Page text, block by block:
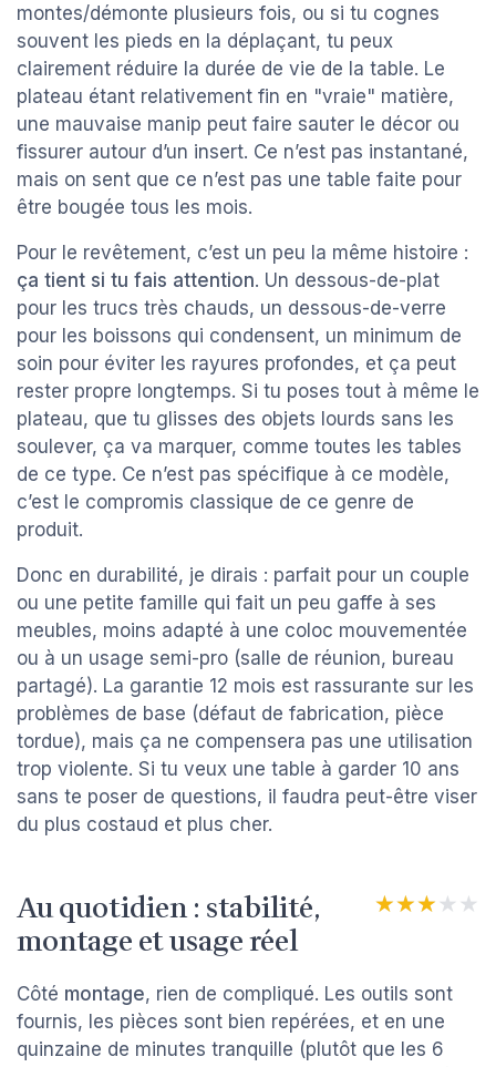
montes/démonte plusieurs fois, ou si tu cognes
souvent les pieds en la déplaçant, tu peux
clairement réduire la durée de vie de la table. Le
plateau étant relativement fin en "vraie" matière,
une mauvaise manip peut faire sauter le décor ou
fissurer autour d’un insert. Ce n’est pas instantané,
mais on sent que ce n’est pas une table faite pour
être bougée tous les mois.
Pour le revêtement, c’est un peu la même histoire :
ça tient si tu fais attention. Un dessous-de-plat
pour les trucs très chauds, un dessous-de-verre
pour les boissons qui condensent, un minimum de
soin pour éviter les rayures profondes, et ça peut
rester propre longtemps. Si tu poses tout à même le
plateau, que tu glisses des objets lourds sans les
soulever, ça va marquer, comme toutes les tables
de ce type. Ce n’est pas spécifique à ce modèle,
c’est le compromis classique de ce genre de
produit.
Donc en durabilité, je dirais : parfait pour un couple
ou une petite famille qui fait un peu gaffe à ses
meubles, moins adapté à une coloc mouvementée
ou à un usage semi-pro (salle de réunion, bureau
partagé). La garantie 12 mois est rassurante sur les
problèmes de base (défaut de fabrication, pièce
tordue), mais ça ne compensera pas une utilisation
trop violente. Si tu veux une table à garder 10 ans
sans te poser de questions, il faudra peut-être viser
du plus costaud et plus cher.
Au quotidien : stabilité,
montage et usage réel
★★★★★
★★★★★
Côté montage, rien de compliqué. Les outils sont
fournis, les pièces sont bien repérées, et en une
quinzaine de minutes tranquille (plutôt que les 6